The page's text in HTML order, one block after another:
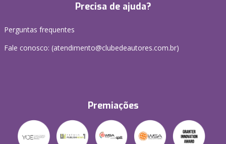
Precisa de ajuda?
Perguntas frequentes
Fale conosco: (atendimento@clubedeautores.com.br)
Premiações